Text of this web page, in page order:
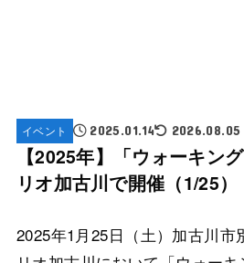
イベント 2025.01.14 2026.08.05
【2025年】「ウォーキン
リオ加古川で開催（1/25）
2025年1月25日（土）加古川市